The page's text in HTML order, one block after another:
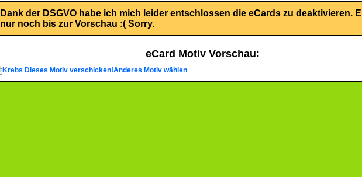
Dank der DSGVO habe ich mich leider entschlossen die eCards zu deaktivieren.
nur noch bis zur Vorschau :( Sorry.
eCard Motiv Vorschau:
Dieses Motiv verschicken!Anderes Motiv wählen